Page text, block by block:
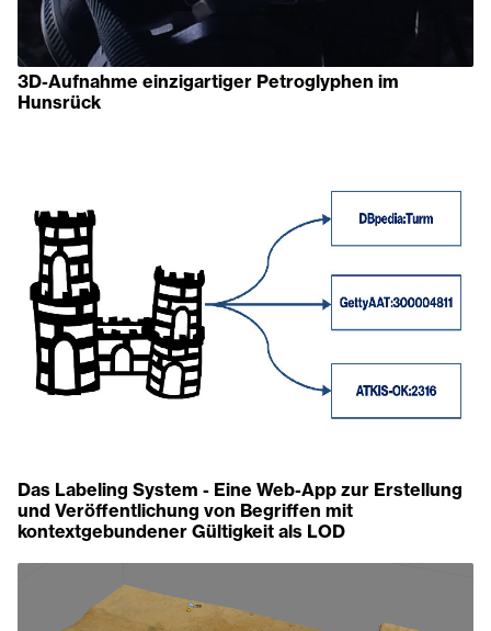
3D-Aufnahme einzigartiger Petroglyphen im
Hunsrück
Das Labeling System - Eine Web-App zur Erstellung
und Veröffentlichung von Begriffen mit
kontextgebundener Gültigkeit als LOD